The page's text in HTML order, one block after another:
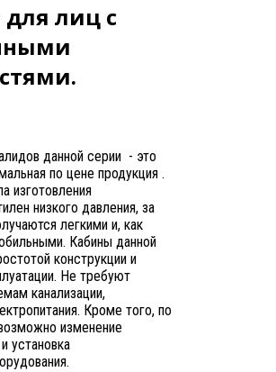
для лиц с
данной серии - это
по цене продукция .
изготовления
низкого давления, за
легкими и, как
Кабины данной
конструкции и
Не требуют
канализации,
Кроме того, по
изменение
установка